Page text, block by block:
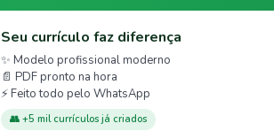
Seu currículo faz diferença
✨ Modelo profissional moderno
📄 PDF pronto na hora
⚡ Feito todo pelo WhatsApp
👥 +5 mil currículos já criados